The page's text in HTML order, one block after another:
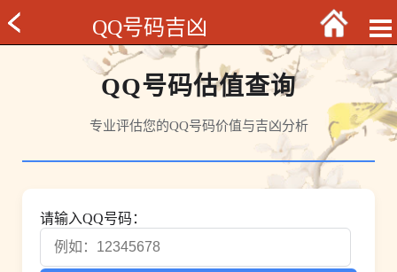
QQ号码吉凶
QQ号码估值查询
专业评估您的QQ号码价值与吉凶分析
请输入QQ号码：